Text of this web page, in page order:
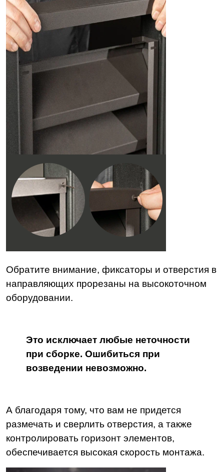
Обратите внимание, фиксаторы и отверстия в
направляющих прорезаны на высокоточном
оборудовании.
Это исключает любые неточности
при сборке. Ошибиться при
возведении невозможно.
А благодаря тому, что вам не придется
размечать и сверлить отверстия, а также
контролировать горизонт элементов,
обеспечивается высокая скорость монтажа.